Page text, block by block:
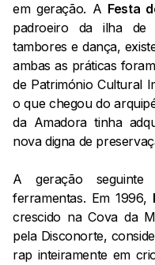
em geração. A Festa
padroeiro da ilha de
tambores e dança,
ambas as práticas
de Património Cultural
o que chegou do
da Amadora tinha
nova digna de
A geração
ferramentas. Em 1996,
crescido na Cova da
pela Disconorte,
rap inteiramente em